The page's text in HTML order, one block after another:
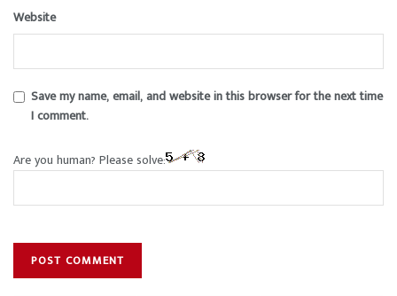
Website
Save my name, email, and website in this browser for the next time
I comment.
Are you human? Please solve: